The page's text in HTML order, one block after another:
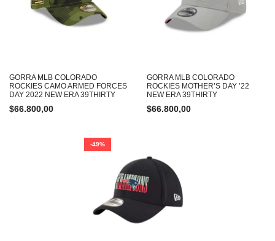
GORRA MLB COLORADO
ROCKIES CAMO ARMED FORCES
DAY 2022 NEW ERA 39THIRTY
$66.800,00
GORRA MLB COLORADO
ROCKIES MOTHER’S DAY ’22
NEW ERA 39THIRTY
$66.800,00
-49%